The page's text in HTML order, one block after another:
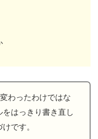
わったわけではな
をはっきり書き直し
です。